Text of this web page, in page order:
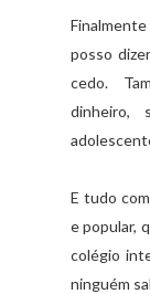
posso
cedo.
dinheiro,
E tudo
e popular,
colégio
ninguém